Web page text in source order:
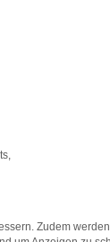
Browser
Zudem werden